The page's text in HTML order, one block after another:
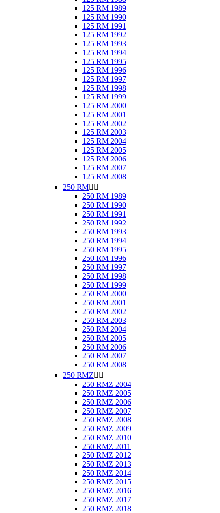
125 RM 1989
125 RM 1990
125 RM 1991
125 RM 1992
125 RM 1993
125 RM 1994
125 RM 1995
125 RM 1996
125 RM 1997
125 RM 1998
125 RM 1999
125 RM 2000
125 RM 2001
125 RM 2002
125 RM 2003
125 RM 2004
125 RM 2005
125 RM 2006
125 RM 2007
125 RM 2008
250 RM 
250 RM 1989
250 RM 1990
250 RM 1991
250 RM 1992
250 RM 1993
250 RM 1994
250 RM 1995
250 RM 1996
250 RM 1997
250 RM 1998
250 RM 1999
250 RM 2000
250 RM 2001
250 RM 2002
250 RM 2003
250 RM 2004
250 RM 2005
250 RM 2006
250 RM 2007
250 RM 2008
250 RMZ 
250 RMZ 2004
250 RMZ 2005
250 RMZ 2006
250 RMZ 2007
250 RMZ 2008
250 RMZ 2009
250 RMZ 2010
250 RMZ 2011
250 RMZ 2012
250 RMZ 2013
250 RMZ 2014
250 RMZ 2015
250 RMZ 2016
250 RMZ 2017
250 RMZ 2018